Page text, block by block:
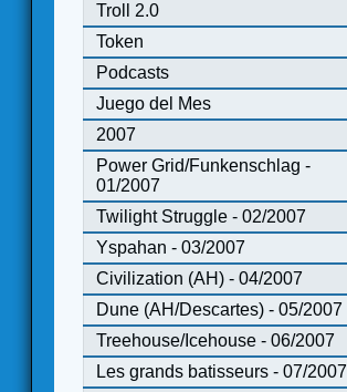
Troll 2.0
Token
Podcasts
Juego del Mes
2007
Power Grid/Funkenschlag -
01/2007
Twilight Struggle - 02/2007
Yspahan - 03/2007
Civilization (AH) - 04/2007
Dune (AH/Descartes) - 05/2007
Treehouse/Icehouse - 06/2007
Les grands batisseurs - 07/2007